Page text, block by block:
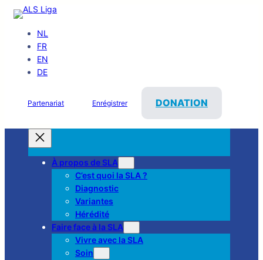
NL
FR
EN
DE
Partenariat Enrégistrer DONATION
À propos de SLA
C’est quoi la SLA ?
Diagnostic
Variantes
Hérédité
Faire face à la SLA
Vivre avec la SLA
Soin